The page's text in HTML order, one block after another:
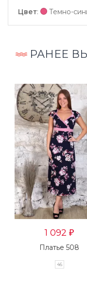
Цвет: Темно-
РАНЕЕ
1 092 ₽
Платье 508
46